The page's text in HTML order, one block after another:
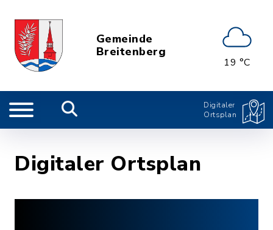
Gemeinde
Breitenberg
19 °C
Digitaler
Ortsplan
Digitaler Ortsplan